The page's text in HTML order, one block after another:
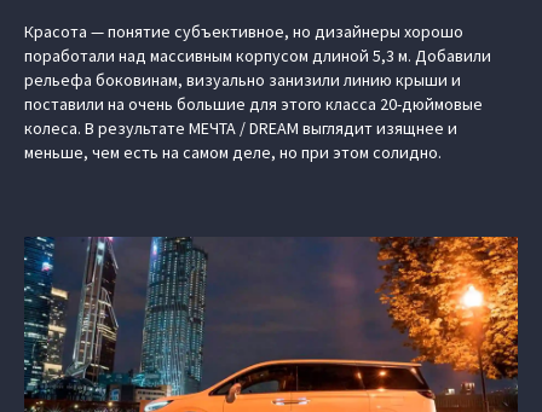
Красота — понятие субъективное, но дизайнеры хорошо
поработали над массивным корпусом длиной 5,3 м. Добавили
рельефа боковинам, визуально занизили линию крыши и
поставили на очень большие для этого класса 20-дюймовые
колеса. В результате МЕЧТА / DREAM выглядит изящнее и
меньше, чем есть на самом деле, но при этом солидно.